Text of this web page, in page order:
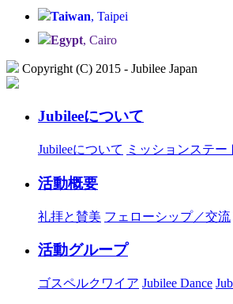
Taiwan, Taipei
Egypt, Cairo
Copyright (C) 2015 - Jubilee Japan
Jubileeについて
Jubileeについて ミッションステー
活動概要
礼拝と賛美 フェローシップ／交流
活動グループ
ゴスペルクワイア Jubilee Dance